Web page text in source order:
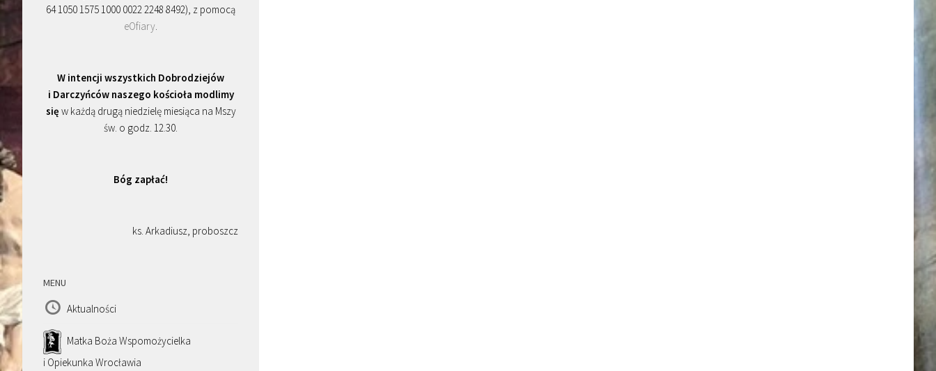
64 1050 1575 1000 0022 2248 8492), z pomocą
eOfiary.
W intencji wszystkich Dobrodziejów
i Darczyńców naszego kościoła modlimy
się w każdą drugą niedzielę miesiąca na Mszy
św. o godz. 12.30.
Bóg zapłać!
ks. Arkadiusz, proboszcz
MENU
Aktualności
Matka Boża Wspomożycielka
i Opiekunka Wrocławia